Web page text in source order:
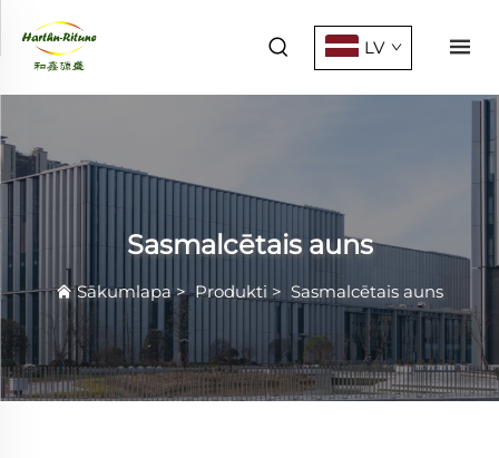
LV
Sasmalcētais auns
Sākumlapa>Produkti > Sasmalcētais auns